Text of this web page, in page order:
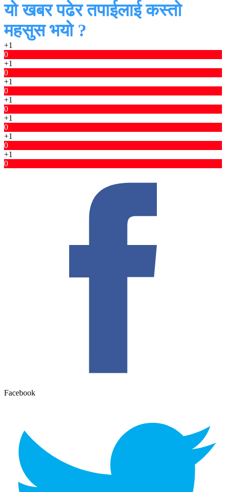
यो खबर पढेर तपाईलाई कस्तो
महसुस भयो ?
+1
0
+1
0
+1
0
+1
0
+1
0
+1
0
+1
0
Facebook